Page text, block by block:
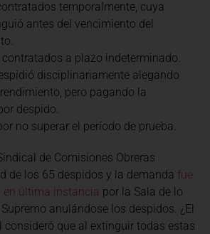
temporalmente, cuya
antes del vencimiento del
a plazo indeterminado.
disciplinariamente alegando
pero pagando la
despido.
no superar el período de prueba.
de Comisiones Obreras
de los 65 despidos y la demanda fue
última instancia por la Sala de lo
anulándose los despidos. ¿El
consideró que al extinguir todas estas